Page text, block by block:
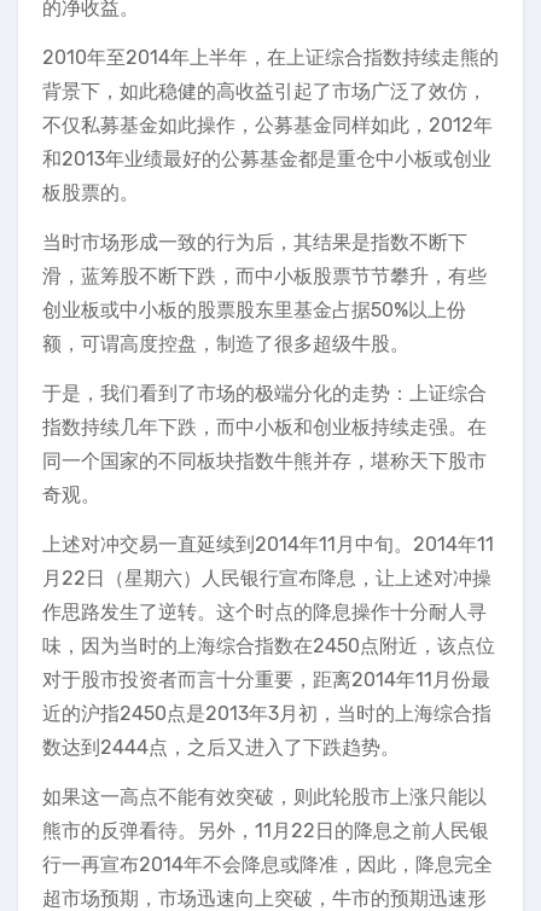
的净收益。
2010年至2014年上半年，在上证综合指数持续走熊的
背景下，如此稳健的高收益引起了市场广泛了效仿，
不仅私募基金如此操作，公募基金同样如此，2012年
和2013年业绩最好的公募基金都是重仓中小板或创业
板股票的。
当时市场形成一致的行为后，其结果是指数不断下
滑，蓝筹股不断下跌，而中小板股票节节攀升，有些
创业板或中小板的股票股东里基金占据50%以上份
额，可谓高度控盘，制造了很多超级牛股。
于是，我们看到了市场的极端分化的走势：上证综合
指数持续几年下跌，而中小板和创业板持续走强。在
同一个国家的不同板块指数牛熊并存，堪称天下股市
奇观。
上述对冲交易一直延续到2014年11月中旬。2014年11
月22日（星期六）人民银行宣布降息，让上述对冲操
作思路发生了逆转。这个时点的降息操作十分耐人寻
味，因为当时的上海综合指数在2450点附近，该点位
对于股市投资者而言十分重要，距离2014年11月份最
近的沪指2450点是2013年3月初，当时的上海综合指
数达到2444点，之后又进入了下跌趋势。
如果这一高点不能有效突破，则此轮股市上涨只能以
熊市的反弹看待。另外，11月22日的降息之前人民银
行一再宣布2014年不会降息或降准，因此，降息完全
超市场预期，市场迅速向上突破，牛市的预期迅速形